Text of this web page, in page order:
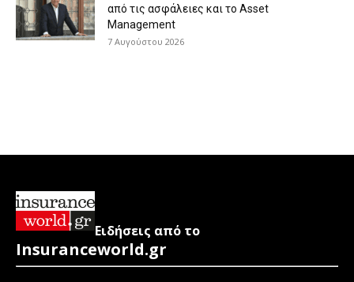
από τις ασφάλειες και το Asset
Management
7 Αυγούστου 2026
Ειδήσεις από το
Insuranceworld.gr